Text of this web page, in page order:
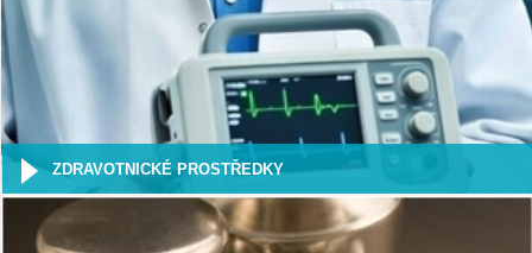
ZDRAVOTNICKÉ PROSTŘEDKY